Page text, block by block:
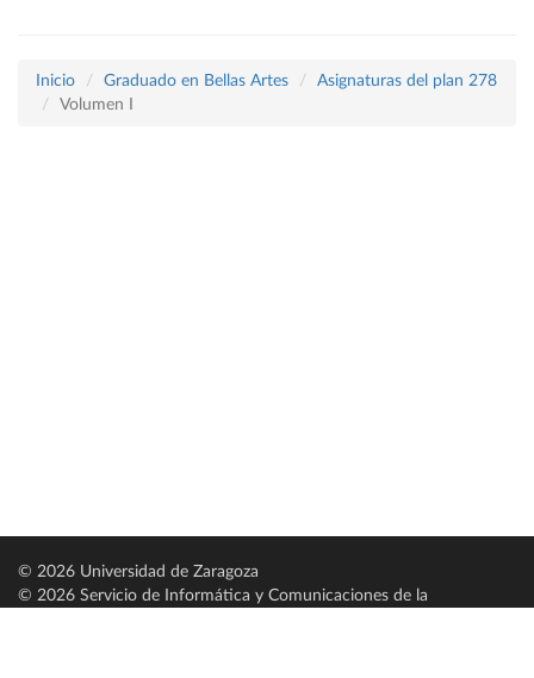
Inicio Graduado en Bellas Artes
Asignaturas del plan 278
Volumen I
© 2026 Universidad de Zaragoza
© 2026 Servicio de Informática y Comunicaciones de la